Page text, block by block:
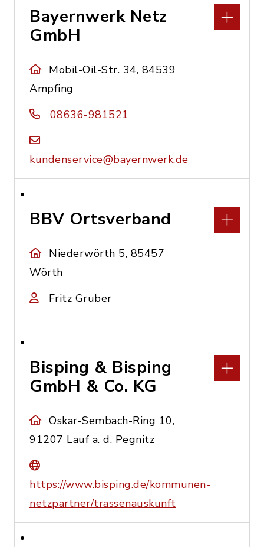
Bayernwerk Netz
GmbH
Mobil-Oil-Str. 34, 84539
Ampfing
08636-981521
kundenservice@bayernwerk.de
BBV Ortsverband
Niederwörth 5, 85457
Wörth
Fritz Gruber
Bisping & Bisping
GmbH & Co. KG
Oskar-Sembach-Ring 10,
91207 Lauf a. d. Pegnitz
https://www.bisping.de/kommunen-
netzpartner/trassenauskunft